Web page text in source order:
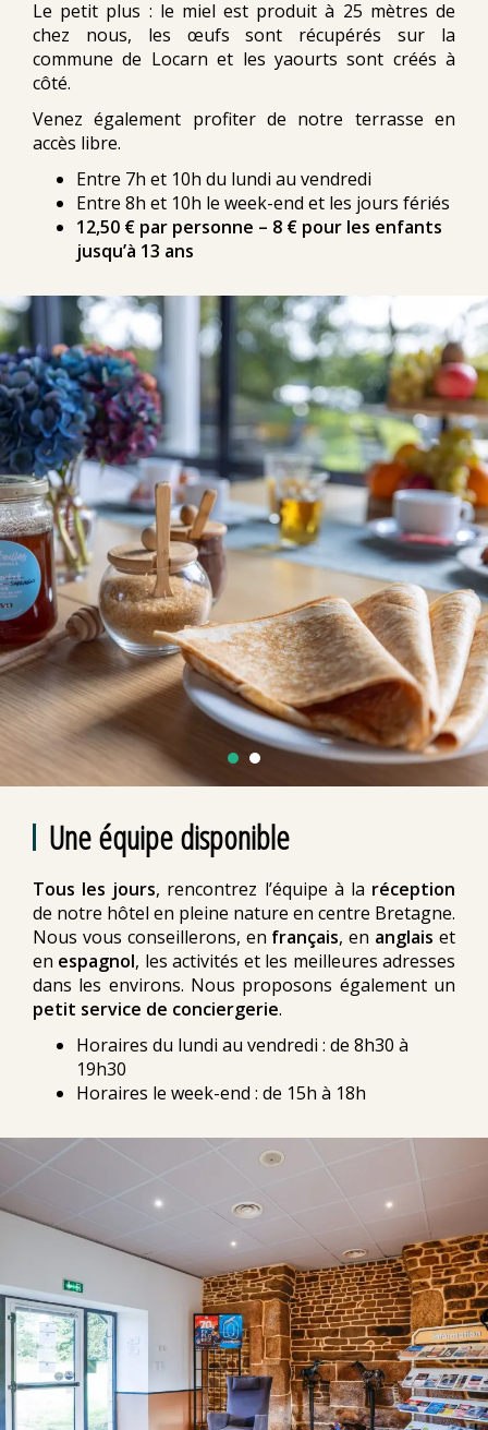
Le petit plus : le miel est produit à 25 mètres de
chez nous, les œufs sont récupérés sur la
commune de Locarn et les yaourts sont créés à
côté.
Venez également profiter de notre terrasse en
accès libre.
Entre 7h et 10h du lundi au vendredi
Entre 8h et 10h le week-end et les jours fériés
12,50 € par personne – 8 € pour les enfants
jusqu’à 13 ans
Une équipe disponible
Tous les jours, rencontrez l’équipe à la réception
de notre hôtel en pleine nature en centre Bretagne.
Nous vous conseillerons, en français, en anglaiset
en espagnol, les activités et les meilleures adresses
dans les environs. Nous proposons également un
petit service de conciergerie.
Horaires du lundi au vendredi : de 8h30 à
19h30
Horaires le week-end : de 15h à 18h